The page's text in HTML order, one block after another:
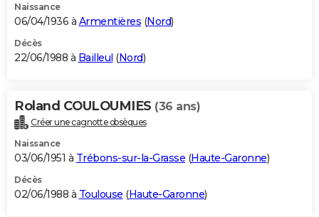
Naissance
06/04/1936 à Armentières (Nord)
Décès
22/06/1988 à Bailleul (Nord)
Roland COULOUMIES (36 ans)
Créer une cagnotte obsèques
Naissance
03/06/1951 à Trébons-sur-la-Grasse (Haute-Garonne)
Décès
02/06/1988 à Toulouse (Haute-Garonne)